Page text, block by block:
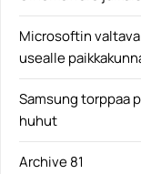
Microsoftin
usealle
Samsung torppaa
huhut
Archive 81